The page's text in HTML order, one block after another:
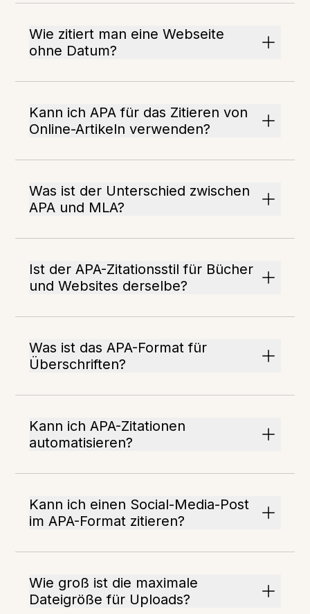
Wie zitiert man eine Webseite
ohne Datum?
Kann ich APA für das Zitieren von
Online-Artikeln verwenden?
Was ist der Unterschied zwischen
APA und MLA?
Ist der APA-Zitationsstil für Bücher
und Websites derselbe?
Was ist das APA-Format für
Überschriften?
Kann ich APA-Zitationen
automatisieren?
Kann ich einen Social-Media-Post
im APA-Format zitieren?
Wie groß ist die maximale
Dateigröße für Uploads?